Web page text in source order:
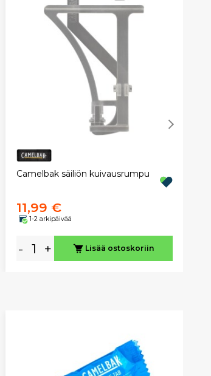
Camelbak säiliön kuivausrumpu
11,99 €
1-2 arkipäivää
- + Lisää ostoskoriin